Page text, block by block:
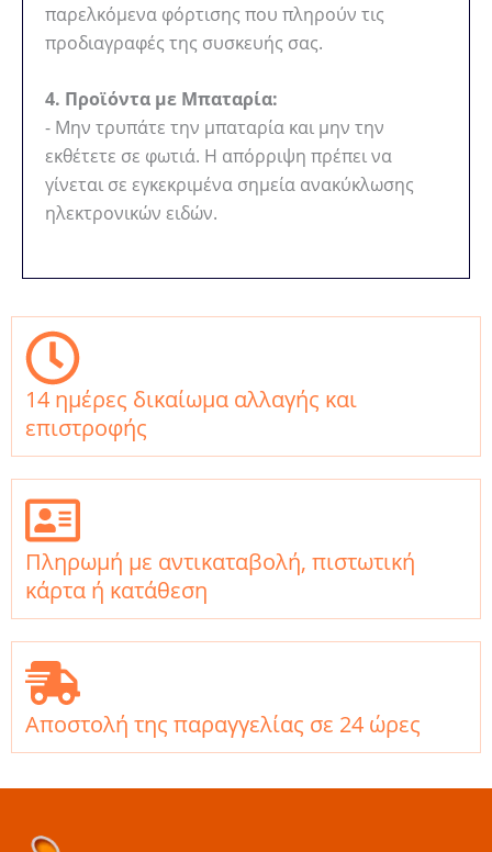
παρελκόμενα φόρτισης που πληρούν τις
προδιαγραφές της συσκευής σας.
4. Προϊόντα με Μπαταρία:
- Μην τρυπάτε την μπαταρία και μην την
εκθέτετε σε φωτιά. Η απόρριψη πρέπει να
γίνεται σε εγκεκριμένα σημεία ανακύκλωσης
ηλεκτρονικών ειδών.
14 ημέρες δικαίωμα αλλαγής και
επιστροφής
Πληρωμή με αντικαταβολή, πιστωτική
κάρτα ή κατάθεση
Αποστολή της παραγγελίας σε 24 ώρες